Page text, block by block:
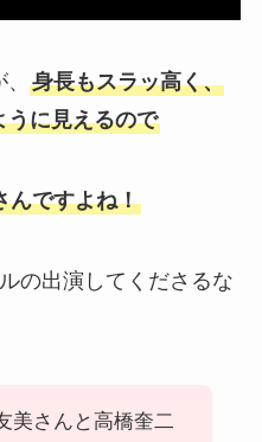
身長もスラッ高く、
うに見えるので
んですよね！
の出演してくださるな
美さんと高橋奎二